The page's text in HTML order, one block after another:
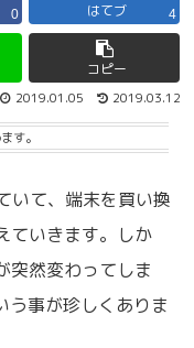
0 はてブ 4
コピー
2019.03.12
2019.01.05
す。
いて、端末を買い換
ていきます。しか
突然変わってしま
事が珍しくありま